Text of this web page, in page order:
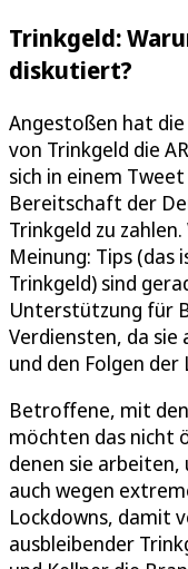
Trinkgeld:
diskutiert?
Angestoßen hat die
von Trinkgeld die
sich in einem
Bereitschaft der
Trinkgeld zu
Meinung: Tips (das
Trinkgeld) sind
Unterstützung für
Verdiensten, da
und den Folgen der
Betroffene, mit
möchten das nicht
denen sie
auch wegen
Lockdowns, damit
ausbleibender